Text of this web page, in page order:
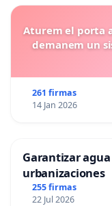
Aturem el porta
demanem un
261 firmas
14 Jan 2026
Garantizar
urbanizaciones
255 firmas
22 Jul 2026